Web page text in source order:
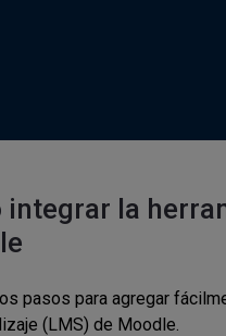
integrar la
pasos para agregar
(LMS) de Moodle.